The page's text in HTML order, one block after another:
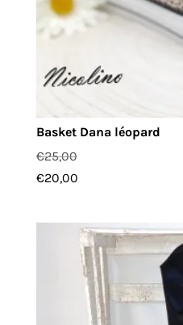
Basket Dana léopard
€25,00
€20,00